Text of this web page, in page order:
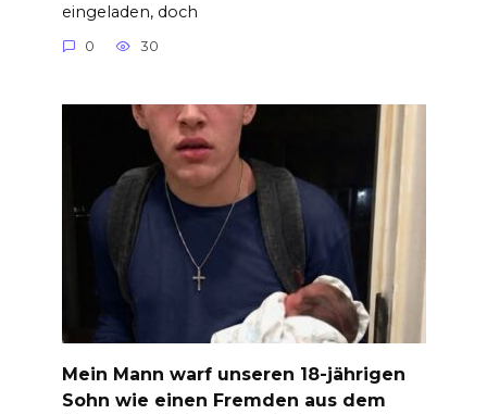
eingeladen, doch
0 30
Mein Mann warf unseren 18-jährigen
Sohn wie einen Fremden aus dem